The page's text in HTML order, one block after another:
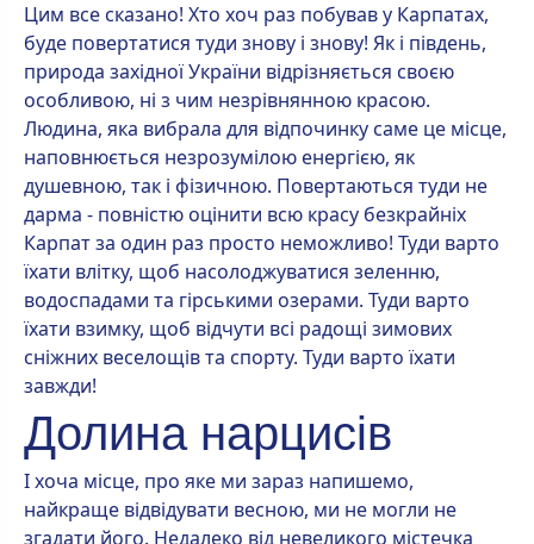
Цим все сказано! Хто хоч раз побував у Карпатах,
буде повертатися туди знову і знову! Як і південь,
природа західної України відрізняється своєю
особливою, ні з чим незрівнянною красою.
Людина, яка вибрала для відпочинку саме це місце,
наповнюється незрозумілою енергією, як
душевною, так і фізичною. Повертаються туди не
дарма - повністю оцінити всю красу безкрайніх
Карпат за один раз просто неможливо! Туди варто
їхати влітку, щоб насолоджуватися зеленню,
водоспадами та гірськими озерами. Туди варто
їхати взимку, щоб відчути всі радощі зимових
сніжних веселощів та спорту. Туди варто їхати
завжди!
Долина нарцисів
І хоча місце, про яке ми зараз напишемо,
найкраще відвідувати весною, ми не могли не
згадати його. Недалеко від невеликого містечка